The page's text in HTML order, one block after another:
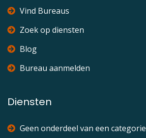
Vind Bureaus
Zoek op diensten
Blog
Bureau aanmelden
Diensten
Geen onderdeel van een categorie